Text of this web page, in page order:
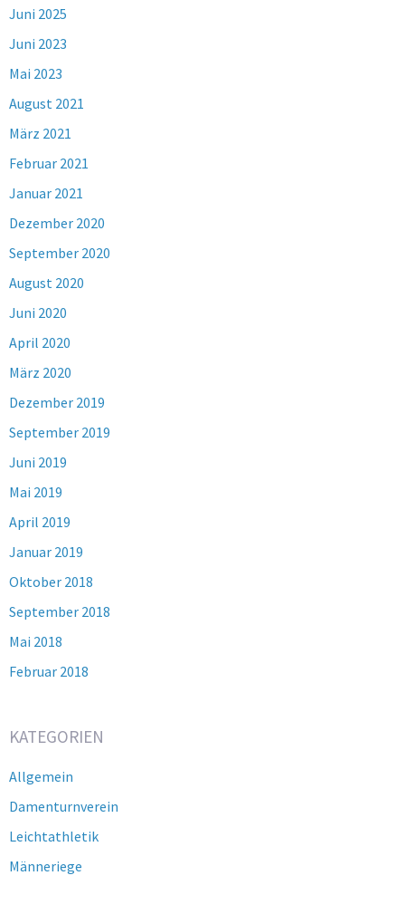
Juni 2025
Juni 2023
Mai 2023
August 2021
März 2021
Februar 2021
Januar 2021
Dezember 2020
September 2020
August 2020
Juni 2020
April 2020
März 2020
Dezember 2019
September 2019
Juni 2019
Mai 2019
April 2019
Januar 2019
Oktober 2018
September 2018
Mai 2018
Februar 2018
KATEGORIEN
Allgemein
Damenturnverein
Leichtathletik
Männeriege